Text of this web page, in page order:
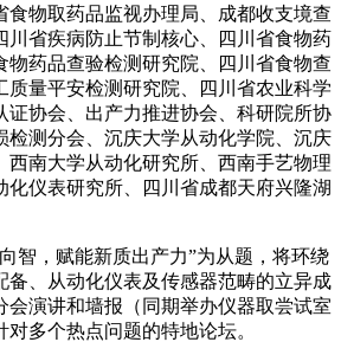
食物取药品监视办理局、成都收支境查
川省疾病防止节制核心、四川省食物药
物药品查验检测研究院、四川省食物查
质量平安检测研究院、四川省农业科学
证协会、出产力推进协会、科研院所协
检测分会、沉庆大学从动化学院、沉庆
西南大学从动化研究所、西南手艺物理
化仪表研究所、四川省成都天府兴隆湖
，赋能新质出产力”为从题，将环绕
备、从动化仪表及传感器范畴的立异成
会演讲和墙报（同期举办仪器取尝试室
多个热点问题的特地论坛。